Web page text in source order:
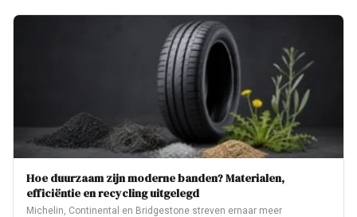
Hoe duurzaam zijn moderne banden? Materialen,
efficiëntie en recycling uitgelegd
Michelin, Continental en Bridgestone streven ernaar meer